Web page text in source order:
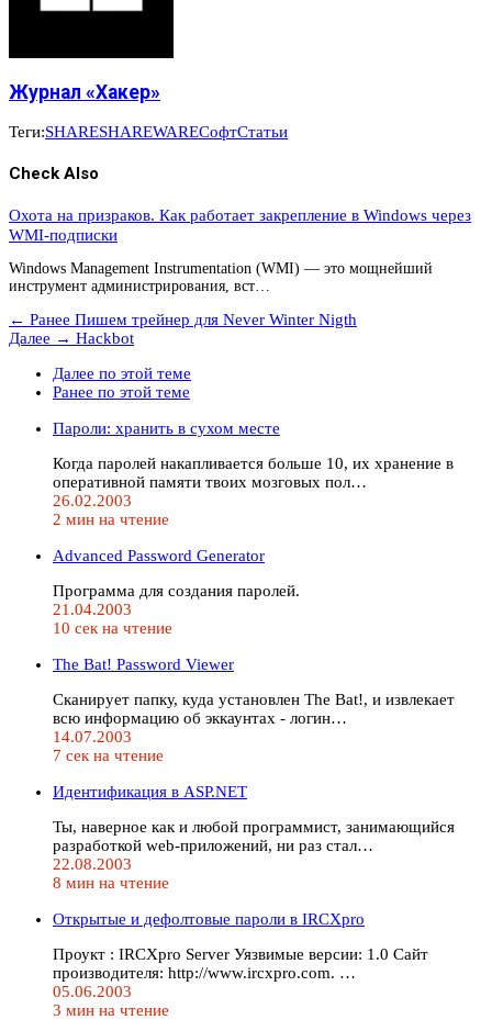
Журнал «Хакер»
Теги:SHARESHAREWAREСофтСтатьи
Check Also
Охота на призраков. Как работает закрепление в Windows через
WMI-подписки
Windows Management Instrumentation (WMI) — это мощнейший
инструмент администрирования, вст…
← Ранее Пишем трейнер для Never Winter Nigth
Далее → Hackbot
Далее по этой теме
Ранее по этой теме
Пароли: хранить в сухом месте
Когда паролей накапливается больше 10, их хранение в
оперативной памяти твоих мозговых пол…
26.02.2003
2 мин на чтение
Advanced Password Generator
Программа для создания паролей.
21.04.2003
10 сек на чтение
The Bat! Password Viewer
Сканирует папку, куда установлен The Bat!, и извлекает
всю информацию об эккаунтах - логин…
14.07.2003
7 сек на чтение
Идентификация в ASP.NET
Ты, наверное как и любой программист, занимающийся
разработкой web-приложений, ни раз стал…
22.08.2003
8 мин на чтение
Открытые и дефолтовые пароли в IRCXpro
Проукт : IRCXpro Server Уязвимые версии: 1.0 Сайт
производителя: http://www.ircxpro.com. …
05.06.2003
3 мин на чтение